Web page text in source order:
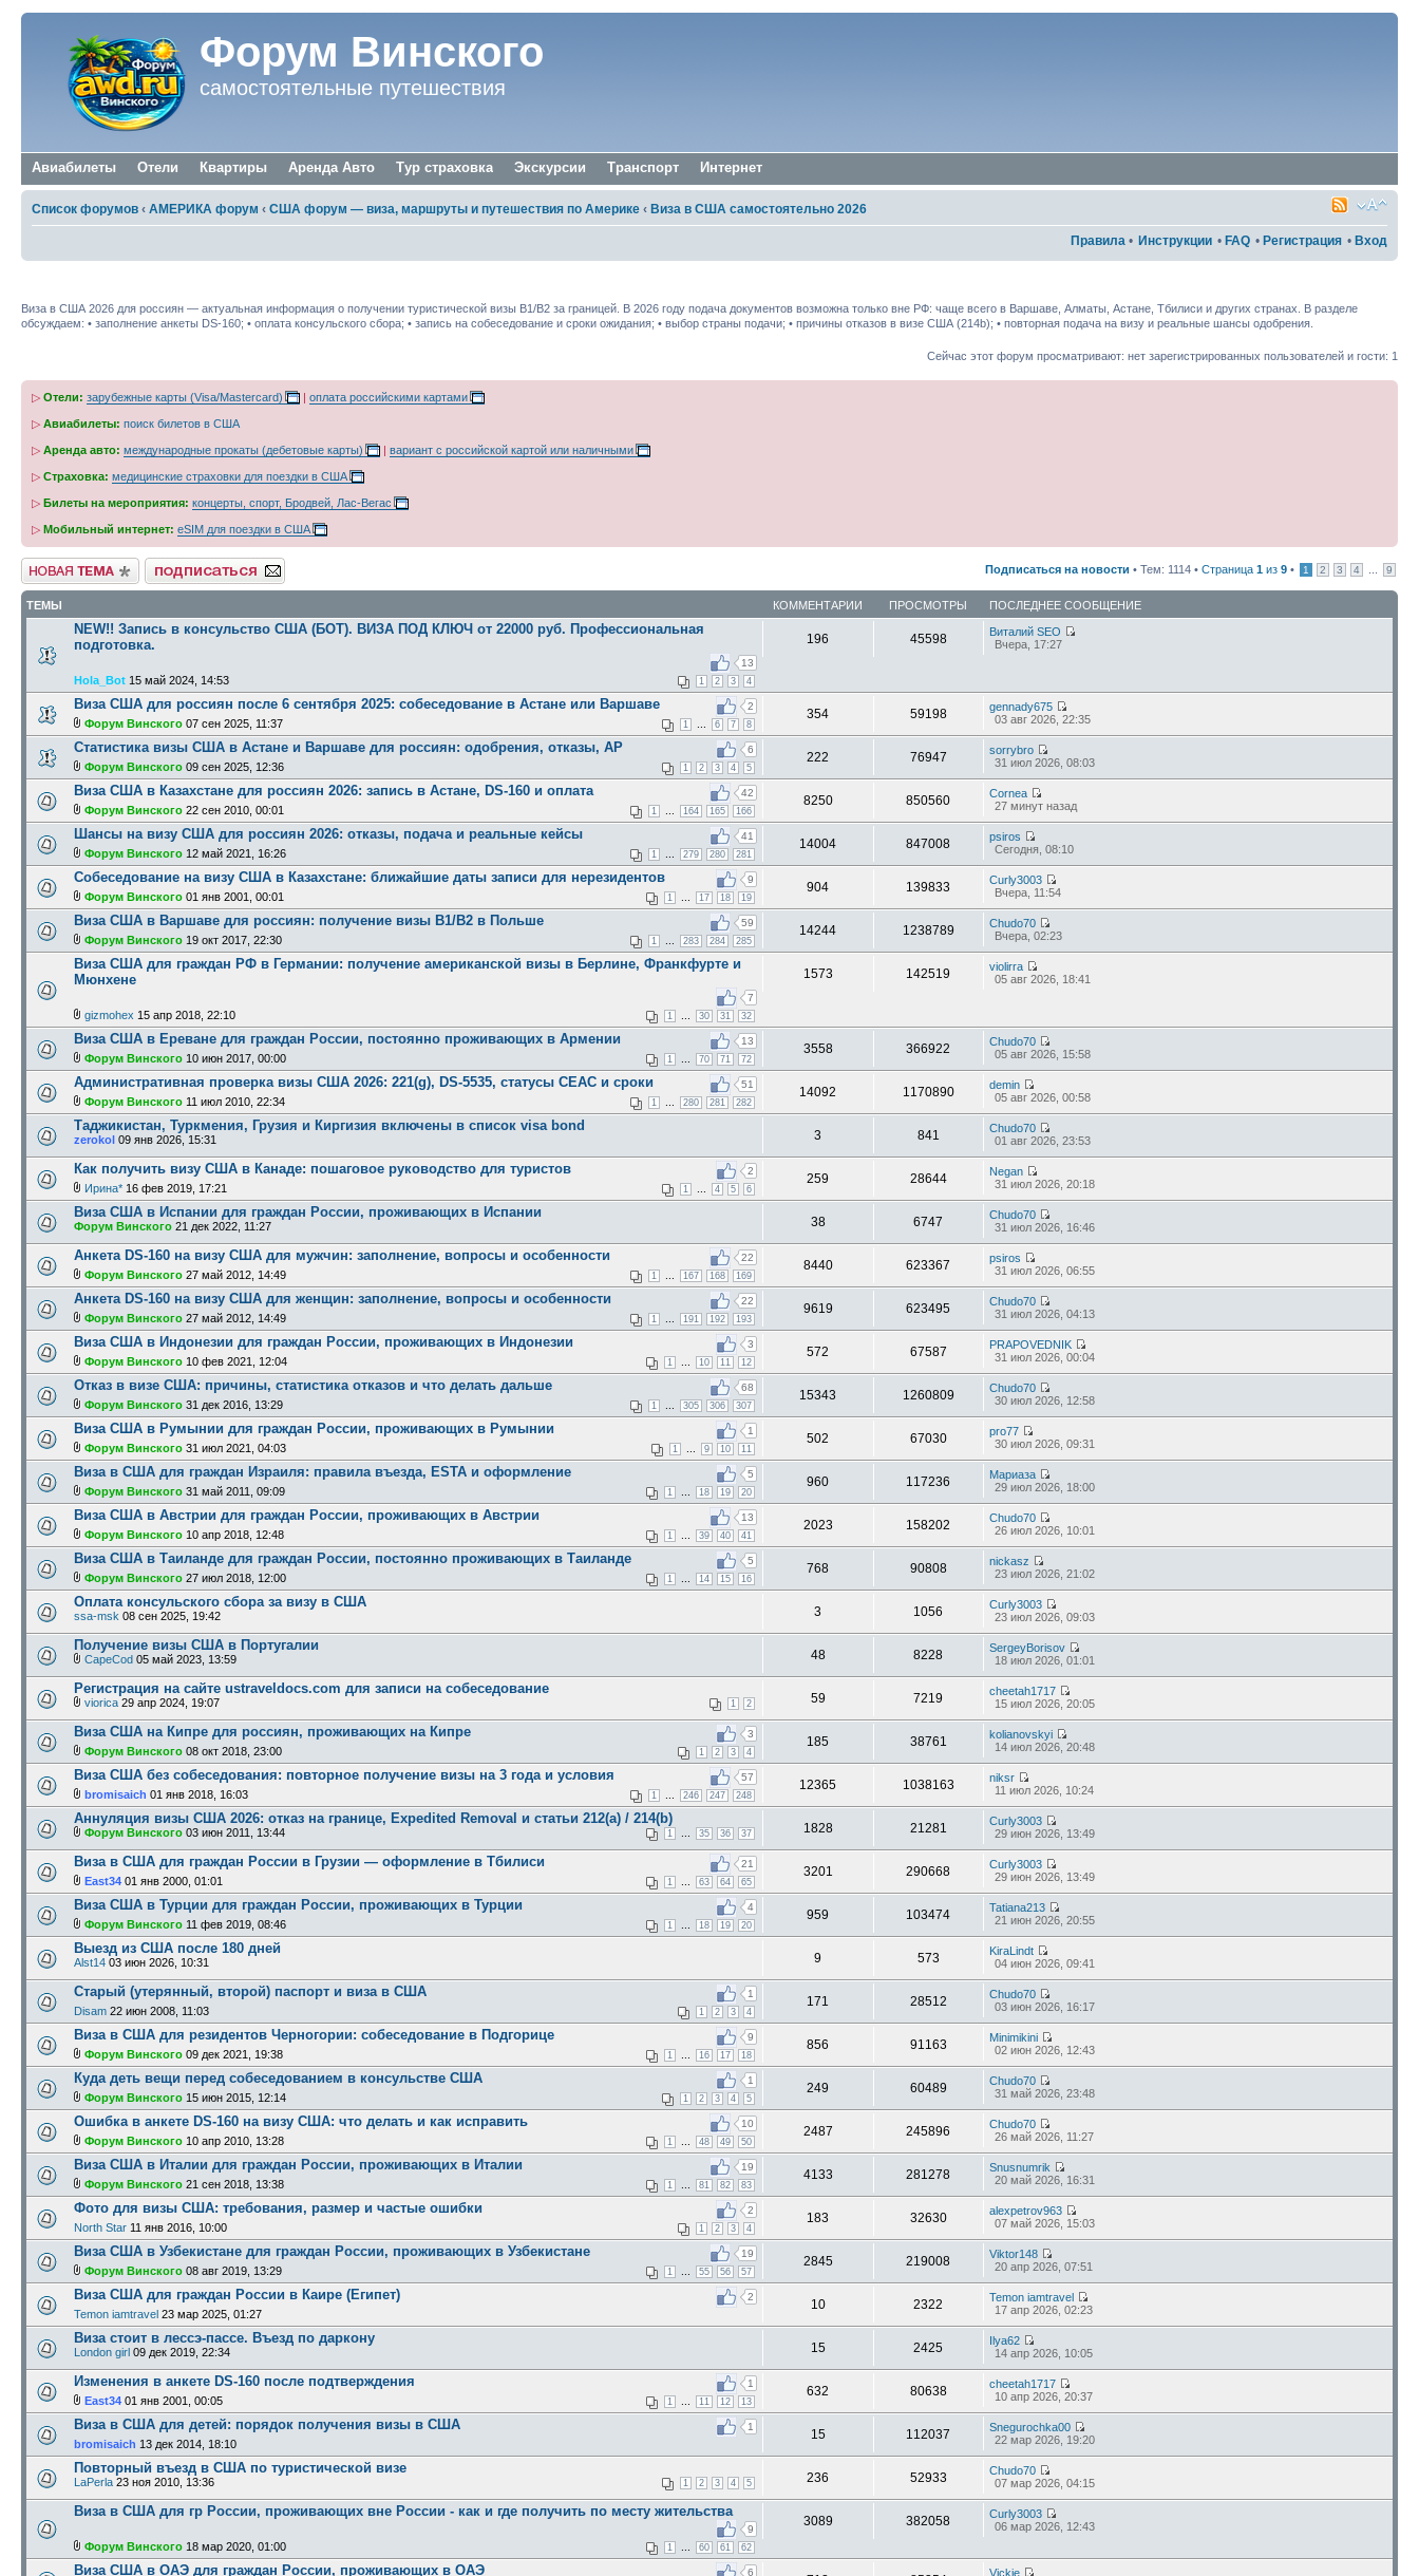
Форум Винского
самостоятельные путешествия
Авиабилеты Отели Квартиры Аренда Авто Тур страховка Экскурсии Транспорт Интернет
Список форумов ‹ АМЕРИКА форум ‹ США форум — виза, маршруты и путешествия по Америке ‹ Виза в США самостоятельно 2026
Правила • Инструкции • FAQ • Регистрация • Вход
Виза в США 2026 для россиян — актуальная информация о получении туристической визы B1/B2 за границей. В 2026 году подача документов возможна только вне РФ: чаще всего в Варшаве, Алматы, Астане, Тбилиси и других странах. В разделе
обсуждаем: • заполнение анкеты DS-160; • оплата консульского сбора; • запись на собеседование и сроки ожидания; • выбор страны подачи; • причины отказов в визе США (214b); • повторная подача на визу и реальные шансы одобрения.
Сейчас этот форум просматривают: нет зарегистрированных пользователей и гости: 1
▷ Отели: зарубежные карты (Visa/Mastercard) | оплата российскими картами
▷ Авиабилеты: поиск билетов в США
▷ Аренда авто: международные прокаты (дебетовые карты) | вариант с российской картой или наличными
▷ Страховка: медицинские страховки для поездки в США
▷ Билеты на мероприятия: концерты, спорт, Бродвей, Лас-Вегас
▷ Мобильный интернет: eSIM для поездки в США
Новая тема Подписаться на форум Подписаться на новости • Тем: 1114 • Страница 1 из 9 • 1 2 3 4 9
ТЕМЫ КОММЕНТАРИИ ПРОСМОТРЫ ПОСЛЕДНЕЕ СООБЩЕНИЕ
NEW!! Запись в консульство США (БОТ). ВИЗА ПОД КЛЮЧ от 22000 руб. Профессиональная
подготовка.
13
1 2 3 4
Hola_Bot 15 май 2024, 14:53
196 45598
Виталий SEO
Вчера, 17:27
Виза США для россиян после 6 сентября 2025: собеседование в Астане или Варшаве 2
1 6 7 8
Форум Винского 07 сен 2025, 11:37
354 59198
gennady675
03 авг 2026, 22:35
Статистика визы США в Астане и Варшаве для россиян: одобрения, отказы, AP 6
1 2 3 4 5
Форум Винского 09 сен 2025, 12:36
222 76947
sorrybro
31 июл 2026, 08:03
Виза США в Казахстане для россиян 2026: запись в Астане, DS-160 и оплата 42
1 164 165 166
Форум Винского 22 сен 2010, 00:01
8250 850560
Cornea
27 минут назад
Шансы на визу США для россиян 2026: отказы, подача и реальные кейсы 41
1 279 280 281
Форум Винского 12 май 2021, 16:26
14004 847008
psiros
Сегодня, 08:10
Собеседование на визу США в Казахстане: ближайшие даты записи для нерезидентов 9
1 17 18 19
Форум Винского 01 янв 2001, 00:01
904 139833
Curly3003
Вчера, 11:54
Виза США в Варшаве для россиян: получение визы B1/B2 в Польше 59
1 283 284 285
Форум Винского 19 окт 2017, 22:30
14244 1238789
Chudo70
Вчера, 02:23
Виза США для граждан РФ в Германии: получение американской визы в Берлине, Франкфурте и
Мюнхене
7
1 30 31 32
gizmohex 15 апр 2018, 22:10
1573 142519
violirra
05 авг 2026, 18:41
Виза США в Ереване для граждан России, постоянно проживающих в Армении 13
1 70 71 72
Форум Винского 10 июн 2017, 00:00
3558 366922
Chudo70
05 авг 2026, 15:58
Административная проверка визы США 2026: 221(g), DS-5535, статусы CEAC и сроки 51
1 280 281 282
Форум Винского 11 июл 2010, 22:34
14092 1170890
demin
05 авг 2026, 00:58
Таджикистан, Туркмения, Грузия и Киргизия включены в список visa bond
zerokol 09 янв 2026, 15:31 3 841
Chudo70
01 авг 2026, 23:53
Как получить визу США в Канаде: пошаговое руководство для туристов 2
1 4 5 6
Ирина* 16 фев 2019, 17:21
259 28644
Negan
31 июл 2026, 20:18
Виза США в Испании для граждан России, проживающих в Испании
Форум Винского 21 дек 2022, 11:27 38 6747
Chudo70
31 июл 2026, 16:46
Анкета DS-160 на визу США для мужчин: заполнение, вопросы и особенности 22
1 167 168 169
Форум Винского 27 май 2012, 14:49
8440 623367
psiros
31 июл 2026, 06:55
Анкета DS-160 на визу США для женщин: заполнение, вопросы и особенности 22
1 191 192 193
Форум Винского 27 май 2012, 14:49
9619 623495
Chudo70
31 июл 2026, 04:13
Виза США в Индонезии для граждан России, проживающих в Индонезии 3
1 10 11 12
Форум Винского 10 фев 2021, 12:04
572 67587
PRAPOVEDNIK
31 июл 2026, 00:04
Отказ в визе США: причины, статистика отказов и что делать дальше 68
1 305 306 307
Форум Винского 31 дек 2016, 13:29
15343 1260809
Chudo70
30 июл 2026, 12:58
Виза США в Румынии для граждан России, проживающих в Румынии 1
1 9 10 11
Форум Винского 31 июл 2021, 04:03
502 67030
pro77
30 июл 2026, 09:31
Виза в США для граждан Израиля: правила въезда, ESTA и оформление 5
1 18 19 20
Форум Винского 31 май 2011, 09:09
960 117236
Мариаза
29 июл 2026, 18:00
Виза США в Австрии для граждан России, проживающих в Австрии 13
1 39 40 41
Форум Винского 10 апр 2018, 12:48
2023 158202
Chudo70
26 июл 2026, 10:01
Виза США в Таиланде для граждан России, постоянно проживающих в Таиланде 5
1 14 15 16
Форум Винского 27 июл 2018, 12:00
768 90808
nickasz
23 июл 2026, 21:02
Оплата консульского сбора за визу в США
ssa-msk 08 сен 2025, 19:42 3 1056
Curly3003
23 июл 2026, 09:03
Получение визы США в Португалии
CapeCod 05 май 2023, 13:59 48 8228
SergeyBorisov
18 июл 2026, 01:01
Регистрация на сайте ustraveldocs.com для записи на собеседование
1 2
viorica 29 апр 2024, 19:07 59 7219
cheetah1717
15 июл 2026, 20:05
Виза США на Кипре для россиян, проживающих на Кипре 3
1 2 3 4
Форум Винского 08 окт 2018, 23:00
185 38761
kolianovskyi
14 июл 2026, 20:48
Виза США без собеседования: повторное получение визы на 3 года и условия 57
1 246 247 248
bromisaich 01 янв 2018, 16:03
12365 1038163
niksr
11 июл 2026, 10:24
Аннуляция визы США 2026: отказ на границе, Expedited Removal и статьи 212(a) / 214(b)
1 35 36 37
Форум Винского 03 июн 2011, 13:44 1828 21281
Curly3003
29 июн 2026, 13:49
Виза в США для граждан России в Грузии — оформление в Тбилиси 21
1 63 64 65
East34 01 янв 2000, 01:01
3201 290668
Curly3003
29 июн 2026, 13:49
Виза США в Турции для граждан России, проживающих в Турции 4
1 18 19 20
Форум Винского 11 фев 2019, 08:46
959 103474
Tatiana213
21 июн 2026, 20:55
Выезд из США после 180 дней
Alst14 03 июн 2026, 10:31 9 573
KiraLindt
04 июн 2026, 09:41
Старый (утерянный, второй) паспорт и виза в США 1
1 2 3 4
Disam 22 июн 2008, 11:03
171 28512
Chudo70
03 июн 2026, 16:17
Виза в США для резидентов Черногории: собеседование в Подгорице 9
1 16 17 18
Форум Винского 09 дек 2021, 19:38
856 91163
Minimikini
02 июн 2026, 12:43
Куда деть вещи перед собеседованием в консульстве США 1
1 2 3 4 5
Форум Винского 15 июн 2015, 12:14
249 60489
Chudo70
31 май 2026, 23:48
Ошибка в анкете DS-160 на визу США: что делать и как исправить 10
1 48 49 50
Форум Винского 10 апр 2010, 13:28
2487 245896
Chudo70
26 май 2026, 11:27
Виза США в Италии для граждан России, проживающих в Италии 19
1 81 82 83
Форум Винского 21 сен 2018, 13:38
4133 281278
Snusnumrik
20 май 2026, 16:31
Фото для визы США: требования, размер и частые ошибки 2
1 2 3 4
North Star 11 янв 2016, 10:00
183 32630
alexpetrov963
07 май 2026, 15:03
Виза США в Узбекистане для граждан России, проживающих в Узбекистане 19
1 55 56 57
Форум Винского 08 авг 2019, 13:29
2845 219008
Viktor148
20 апр 2026, 07:51
Виза США для граждан России в Каире (Египет) 2
Temon iamtravel 23 мар 2025, 01:27
10 2322
Temon iamtravel
17 апр 2026, 02:23
Виза стоит в лессэ-пассе. Въезд по даркону
London girl 09 дек 2019, 22:34 15 2425
Ilya62
14 апр 2026, 10:05
Изменения в анкете DS-160 после подтверждения 1
1 11 12 13
East34 01 янв 2001, 00:05
632 80638
cheetah1717
10 апр 2026, 20:37
Виза в США для детей: порядок получения визы в США 1
bromisaich 13 дек 2014, 18:10
15 112037
Snegurochka00
22 мар 2026, 19:20
Повторный въезд в США по туристической визе
1 2 3 4 5
LaPerla 23 ноя 2010, 13:36 236 52933
Chudo70
07 мар 2026, 04:15
Виза в США для гр России, проживающих вне России - как и где получить по месту жительства
9
1 60 61 62
Форум Винского 18 мар 2020, 01:00
3089 382058
Curly3003
06 мар 2026, 12:43
Виза США в ОАЭ для граждан России, проживающих в ОАЭ 6
Vickie